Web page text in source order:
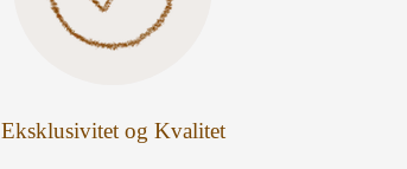
Eksklusivitet og Kvalitet